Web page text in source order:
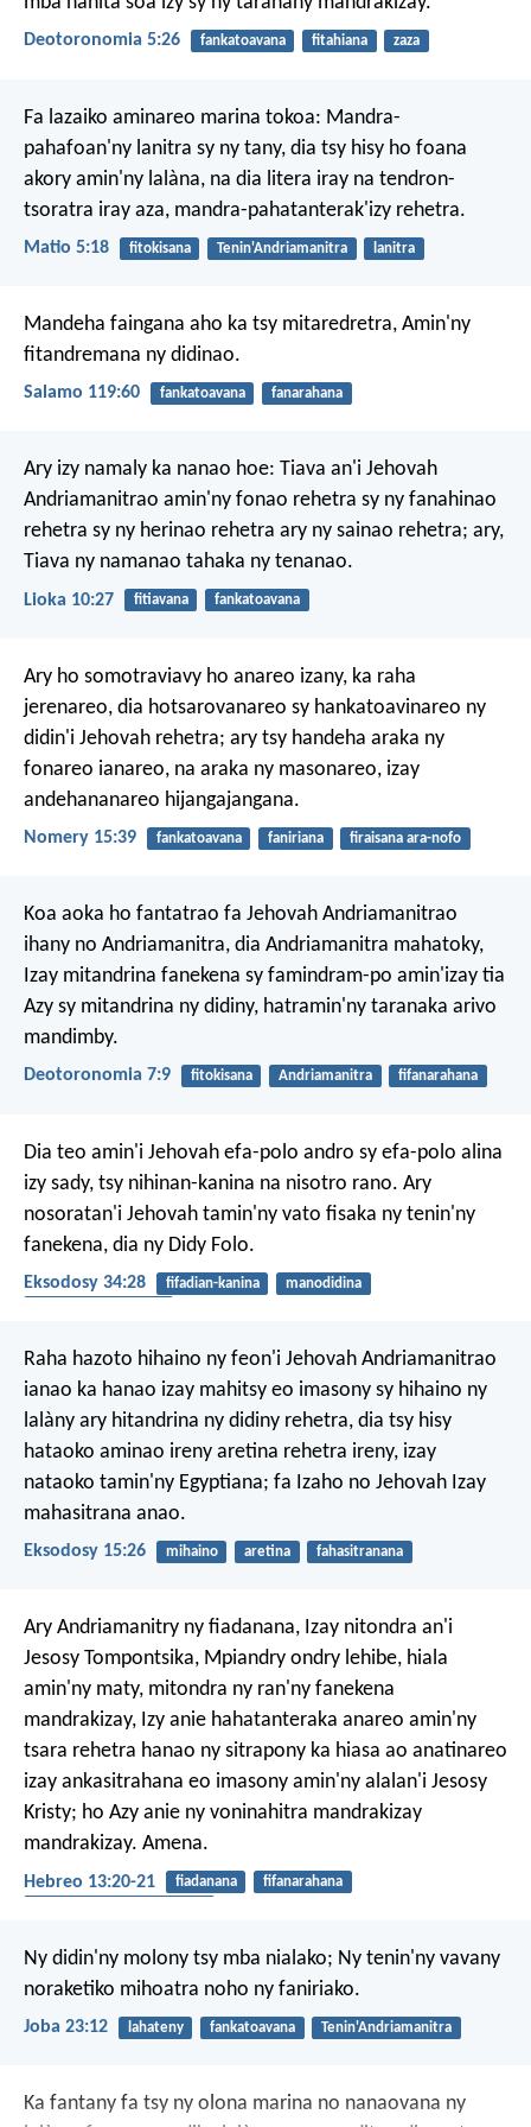
Deotoronomia 5:26 fankatoavana fitahiana zaza
Fa lazaiko aminareo marina tokoa: Mandra-
pahafoan'ny lanitra sy ny tany, dia tsy hisy ho foana
akory amin'ny lalàna, na dia litera iray na tendron-
tsoratra iray aza, mandra-pahatanterak'izy rehetra.
Matio 5:18 fitokisana Tenin'Andriamanitra lanitra
Mandeha faingana aho ka tsy mitaredretra, Amin'ny
fitandremana ny didinao.
Salamo 119:60 fankatoavana fanarahana
Ary izy namaly ka nanao hoe: Tiava an'i Jehovah
Andriamanitrao amin'ny fonao rehetra sy ny fanahinao
rehetra sy ny herinao rehetra ary ny sainao rehetra; ary,
Tiava ny namanao tahaka ny tenanao.
Lioka 10:27 fitiavana fankatoavana
Ary ho somotraviavy ho anareo izany, ka raha
jerenareo, dia hotsarovanareo sy hankatoavinareo ny
didin'i Jehovah rehetra; ary tsy handeha araka ny
fonareo ianareo, na araka ny masonareo, izay
andehananareo hijangajangana.
Nomery 15:39 fankatoavana faniriana firaisana ara-nofo
Koa aoka ho fantatrao fa Jehovah Andriamanitrao
ihany no Andriamanitra, dia Andriamanitra mahatoky,
Izay mitandrina fanekena sy famindram-po amin'izay tia
Azy sy mitandrina ny didiny, hatramin'ny taranaka arivo
mandimby.
Deotoronomia 7:9 fitokisana Andriamanitra fifanarahana
Dia teo amin'i Jehovah efa-polo andro sy efa-polo alina
izy sady, tsy nihinan-kanina na nisotro rano. Ary
nosoratan'i Jehovah tamin'ny vato fisaka ny tenin'ny
fanekena, dia ny Didy Folo.
Eksodosy 34:28 fifadian-kanina
manodidina
Raha hazoto hihaino ny feon'i Jehovah Andriamanitrao
ianao ka hanao izay mahitsy eo imasony sy hihaino ny
lalàny ary hitandrina ny didiny rehetra, dia tsy hisy
hataoko aminao ireny aretina rehetra ireny, izay
nataoko tamin'ny Egyptiana; fa Izaho no Jehovah Izay
mahasitrana anao.
Eksodosy 15:26 mihaino aretina fahasitranana
Ary Andriamanitry ny fiadanana, Izay nitondra an'i
Jesosy Tompontsika, Mpiandry ondry lehibe, hiala
amin'ny maty, mitondra ny ran'ny fanekena
mandrakizay, Izy anie hahatanteraka anareo amin'ny
tsara rehetra hanao ny sitrapony ka hiasa ao anatinareo
izay ankasitrahana eo imasony amin'ny alalan'i Jesosy
Kristy; ho Azy anie ny voninahitra mandrakizay
mandrakizay. Amena.
Hebreo 13:20-21 fiadanana
fifanarahana
Ny didin'ny molony tsy mba nialako; Ny tenin'ny vavany
noraketiko mihoatra noho ny faniriako.
Joba 23:12 lahateny fankatoavana Tenin'Andriamanitra
Ka fantany fa tsy ny olona marina no nanaovana ny